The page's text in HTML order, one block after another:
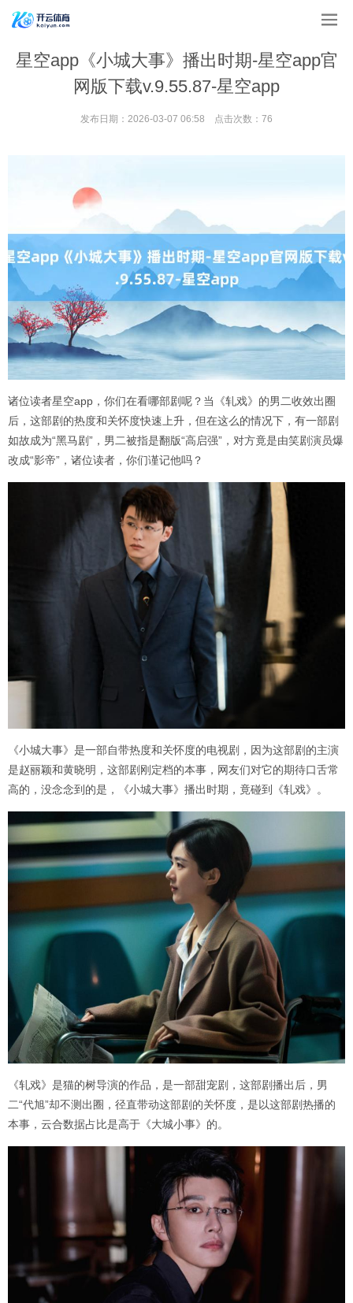
星空app《小城大事》播出时期-星空app官
网版下载v.9.55.87-星空app
发布日期：2026-03-07 06:58 点击次数：76
诸位读者星空app，你们在看哪部剧呢？当《轧戏》的男二收效出圈
后，这部剧的热度和关怀度快速上升，但在这么的情况下，有一部剧
如故成为“黑马剧”，男二被指是翻版“高启强”，对方竟是由笑剧演员爆
改成“影帝”，诸位读者，你们谨记他吗？
《小城大事》是一部自带热度和关怀度的电视剧，因为这部剧的主演
是赵丽颖和黄晓明，这部剧刚定档的本事，网友们对它的期待口舌常
高的，没念念到的是，《小城大事》播出时期，竟碰到《轧戏》。
《轧戏》是猫的树导演的作品，是一部甜宠剧，这部剧播出后，男
二“代旭”却不测出圈，径直带动这部剧的关怀度，是以这部剧热播的
本事，云合数据占比是高于《大城小事》的。